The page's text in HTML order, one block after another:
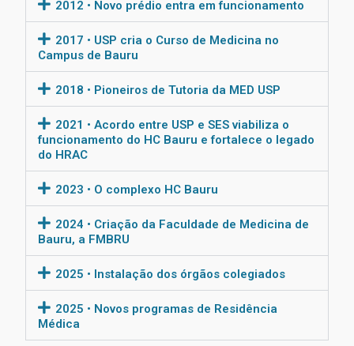
2012 • Novo prédio entra em funcionamento
2017 • USP cria o Curso de Medicina no
Campus de Bauru
2018 • Pioneiros de Tutoria da MED USP
2021 • Acordo entre USP e SES viabiliza o
funcionamento do HC Bauru e fortalece o legado
do HRAC
2023 • O complexo HC Bauru
2024 • Criação da Faculdade de Medicina de
Bauru, a FMBRU
2025 • Instalação dos órgãos colegiados
2025 • Novos programas de Residência
Médica